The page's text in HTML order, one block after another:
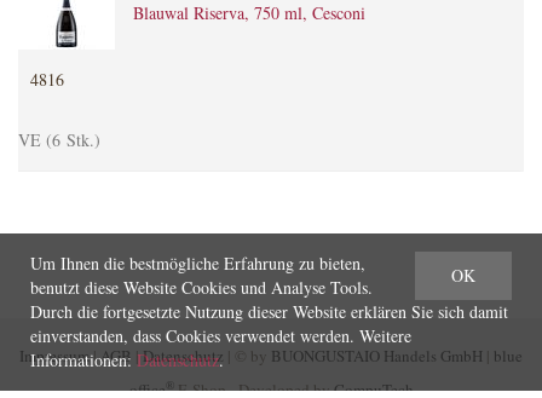
Blauwal Riserva, 750 ml, Cesconi
4816
VE (6 Stk.)
Impressum|AGB |Datenschutz | © by BUONGUSTAIO Handels GmbH
blue
office®E-Shop - Developed byCompuTech
OK
Um Ihnen die bestmögliche Erfahrung zu bieten,
benutzt diese Website Cookies und Analyse Tools.
Durch die fortgesetzte Nutzung dieser Website erklären Sie sich damit
einverstanden, dass Cookies verwendet werden. Weitere
Informationen: Datenschutz.